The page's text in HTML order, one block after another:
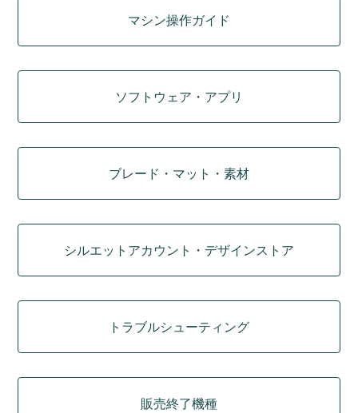
マシン操作ガイド
ソフトウェア・アプリ
ブレード・マット・素材
シルエットアカウント・デザインストア
トラブルシューティング
販売終了機種